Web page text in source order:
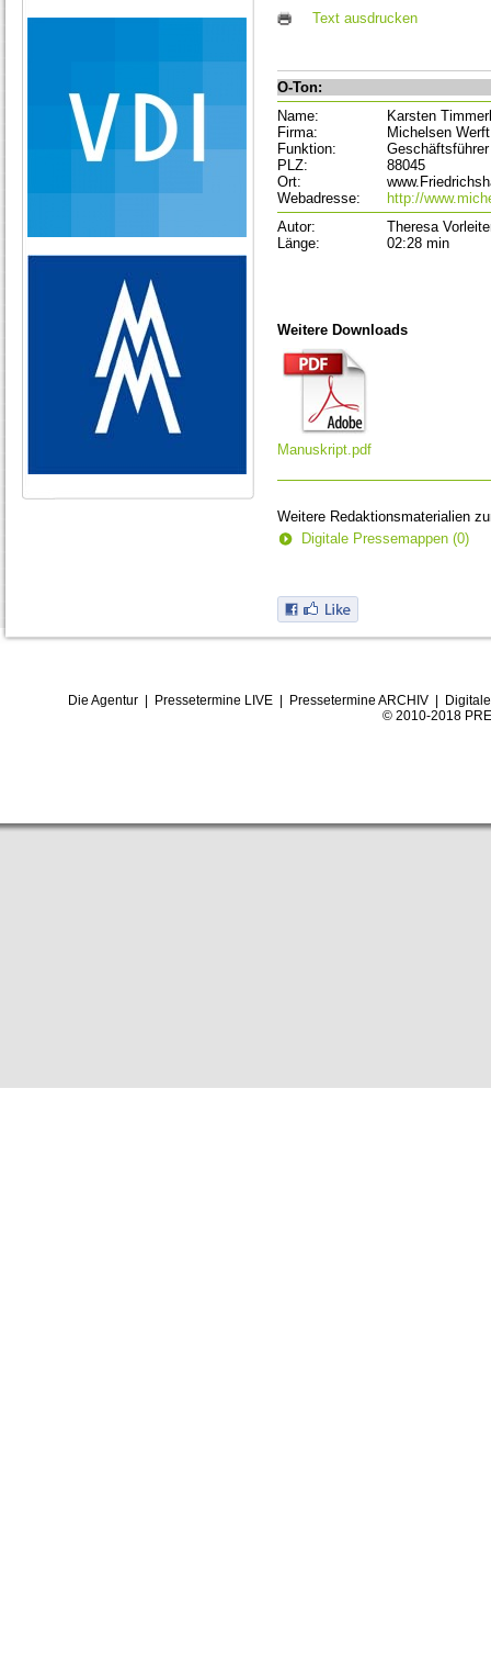
Text ausdrucken
O-Ton:
Name:
Karsten
Firma:
Michelsen Werft
Funktion:
Geschäftsführer
PLZ:
88045
Ort:
Webadresse:
http://
Autor:
Theresa
Länge:
02:28 min
Weitere Downloads
Manuskript.pdf
Weitere Redaktionsmaterialien
Digitale Pressemappen (0)
Die Agentur| Pressetermine LIVE| Pressetermine ARCHIV|
© 2010-2018